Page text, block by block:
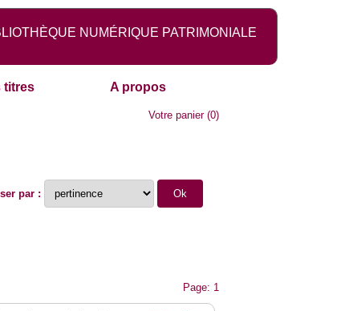
NUMÉRIQUE PATRIMONIALE
titres A propos
Votre panier(0)
par :
Page: 1